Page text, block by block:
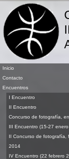
Inicio
Contacto
Encuentros
I Encuentro
II Encuentro
Concurso de fotografí­a,
III Encuentro (15-27
II Concurso de fotografía,
2014
IV Encuentro (22 febrero